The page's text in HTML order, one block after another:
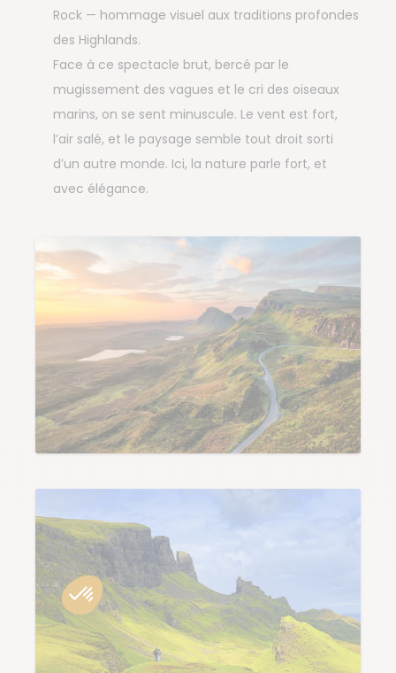
Rock — hommage visuel aux traditions profondes
des Highlands.
Face à ce spectacle brut, bercé par le
mugissement des vagues et le cri des oiseaux
marins, on se sent minuscule. Le vent est fort,
l’air salé, et le paysage semble tout droit sorti
d’un autre monde. Ici, la nature parle fort, et
avec élégance.